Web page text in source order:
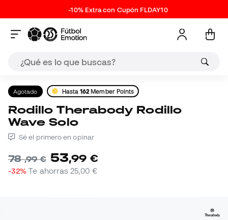
-10% Extra con Cupón FLDAY10
Agotado Hasta162 Member Points
Rodillo Therabody Rodillo
Wave Solo
Sé el primero en opinar
78,99 € 53,99 €
-32% Te ahorras 25,00 €